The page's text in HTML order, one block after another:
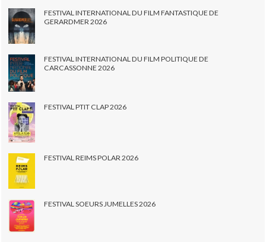
FESTIVAL INTERNATIONAL DU FILM FANTASTIQUE DE
GERARDMER 2026
FESTIVAL INTERNATIONAL DU FILM POLITIQUE DE
CARCASSONNE 2026
FESTIVAL PTIT CLAP 2026
FESTIVAL REIMS POLAR 2026
FESTIVAL SOEURS JUMELLES 2026